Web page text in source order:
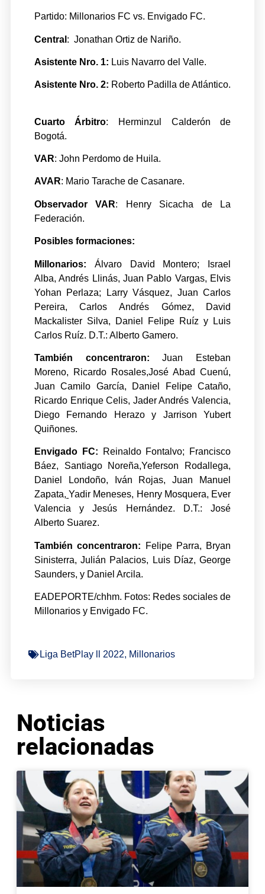
Partido: Millonarios FC vs. Envigado FC.
Central : Jonathan Ortiz de Nariño.
Asistente Nro. 1: Luis Navarro del Valle.
Asistente Nro. 2: Roberto Padilla de Atlántico.
Cuarto Árbitro: Herminzul Calderón de
Bogotá.
VAR: John Perdomo de Huila.
AVAR: Mario Tarache de Casanare.
Observador VAR: Henry Sicacha de La
Federación.
Posibles formaciones:
Millonarios: Álvaro David Montero; Israel
Alba, Andrés Llinás, Juan Pablo Vargas, Elvis
Yohan Perlaza; Larry Vásquez, Juan Carlos
Pereira, Carlos Andrés Gómez, David
Mackalister Silva, Daniel Felipe Ruíz y Luis
Carlos Ruíz. D.T.: Alberto Gamero.
También concentraron: Juan Esteban
Moreno, Ricardo Rosales,José Abad Cuenú,
Juan Camilo García, Daniel Felipe Cataño,
Ricardo Enrique Celis, Jader Andrés Valencia,
Diego Fernando Herazo y Jarrison Yubert
Quiñones.
Envigado FC:
Reinaldo Fontalvo; Francisco
Báez, Santiago Noreña,Yeferson Rodallega,
Daniel Londoño, Iván Rojas, Juan Manuel
Zapata,Yadir Meneses, Henry Mosquera, Ever
Valencia y Jesús Hernández. D.T.: José
Alberto Suarez.
También concentraron:
Felipe Parra, Bryan
Sinisterra, Julián Palacios, Luis Díaz, George
Saunders, y Daniel Arcila.
EADEPORTE/chhm. Fotos: Redes sociales de
Millonarios y Envigado FC.
Liga BetPlay ll 2022, Millonarios
Noticias
relacionadas